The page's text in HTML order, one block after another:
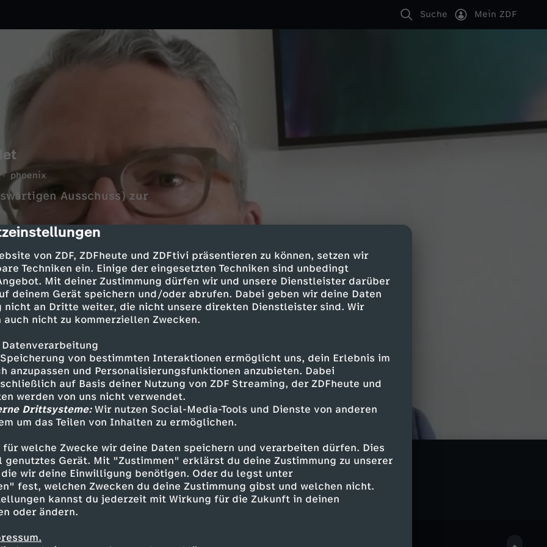
von ZDF, ZDFheute und ZDFtivi präsentieren zu können, setzen wir
Techniken ein. Einige der eingesetzten Techniken sind unbedingt
Mit deiner Zustimmung dürfen wir und unsere Dienstleister darüber
deinem Gerät speichern und/oder abrufen. Dabei geben wir deine Daten
nicht an Dritte weiter, die nicht unsere direkten Dienstleister sind. Wir
nicht zu kommerziellen Zwecken.
von bestimmten Interaktionen ermöglicht uns, dein Erlebnis im
anzupassen und Personalisierungsfunktionen anzubieten. Dabei
auf Basis deiner Nutzung von ZDF Streaming, der ZDFheute und
werden von uns nicht verwendet.
Drittsysteme:Wir nutzen Social-Media-Tools und Dienste von anderen
um das Teilen von Inhalten zu ermöglichen.
für welche Zwecke wir deine Daten speichern und verarbeiten dürfen. Dies
Gerät. Mit "Zustimmen" erklärst du deine Zustimmung zu unserer
wir deine Einwilligung benötigen. Oder du legst unter
fest, welchen Zwecken du deine Zustimmung gibst und welchen nicht.
kannst du jederzeit mit Wirkung für die Zukunft in deinen
oder ändern.
Suche Mein ZDF
phoenix
Ausschuss) zur
entdecken
informativ phoenix tagesgespräch